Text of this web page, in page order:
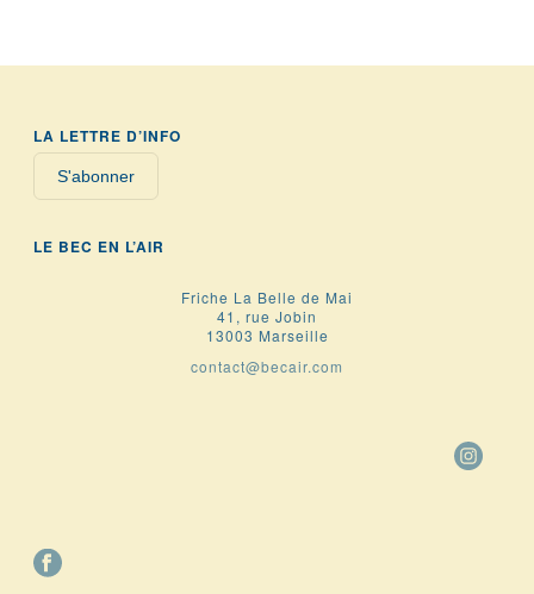
LA LETTRE D’INFO
S'abonner
LE BEC EN L’AIR
Friche La Belle de Mai
41, rue Jobin
13003 Marseille
contact@becair.com